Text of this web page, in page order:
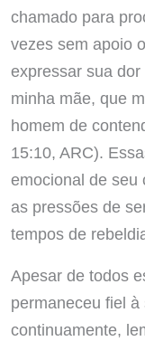
chamado para
vezes sem apoio
expressar sua dor
minha mãe, que
homem de
15:10, ARC).
emocional de seu
as pressões de
tempos de
Apesar de todos
permaneceu fiel
continuamente,